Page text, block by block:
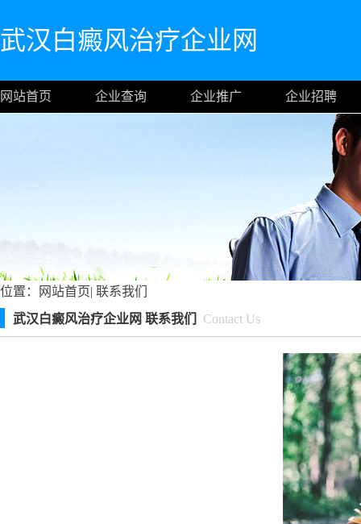
武汉白癜风治疗企业网
网站首页 企业查询 企业推广 企业招聘
位置： 网站首页| 联系我们
武汉白癜风治疗企业网 联系我们
Contact Us